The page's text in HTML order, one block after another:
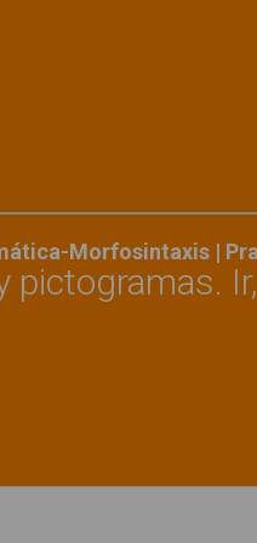
Morfosintaxis |